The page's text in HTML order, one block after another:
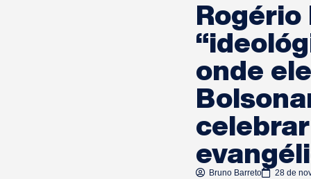
onde
Bruno Barreto 28 de